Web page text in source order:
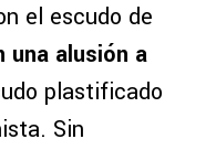
el escudo de
una alusión a
plastificado
Sin